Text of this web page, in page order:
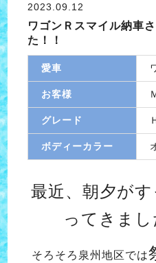
2023.09.12
ワゴンＲスマイル納車
た！！
愛車
お客様
グレード
ボディーカラー
最近、朝夕が
ってきまし
そろそろ泉州地区では